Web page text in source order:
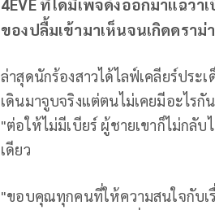
4EVE ที่ได้มีเพจดังออกมาแฉว่
ของปลื้มเข้ามาเห็นจนเกิดดราม่
ล่าสุดนักร้องสาวได้ไลฟ์เคลียร์ประ
เดินมาจูบจริงแต่ตนไม่เคยมีอะไร
"ต่อให้ไม่มีเบียร์ ผู้ชายเขาก็ไม่กลั
เดียว
"ขอบคุณทุกคนที่ให้ความสนใจกับเ